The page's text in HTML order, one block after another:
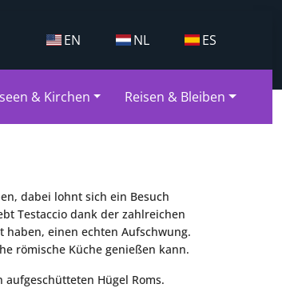
EN NL ES
& Kirchen Reisen & Bleiben
dabei lohnt sich ein Besuch
Testaccio dank der zahlreichen
einen echten Aufschwung.
römische Küche genießen kann.
Hügel Roms.